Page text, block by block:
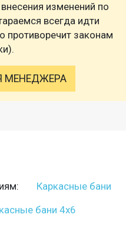
изменений по
всегда идти
противоречит законам
МЕНЕДЖЕРА
Каркасные бани
бани 4х6